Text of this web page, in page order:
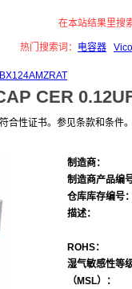
在本站结果里搜索
热门搜索词： 电容器
CER
合性证书。参见条款和条件。
制造商：
制造商产品编号
仓库库存编号：
描述：
ROHS：
湿气敏感性等
（MSL）：